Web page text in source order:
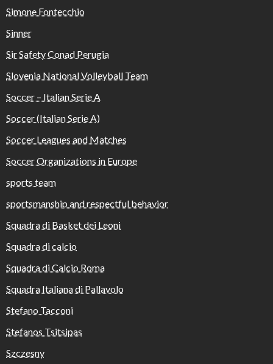
Simone Fontecchio
Sinner
Sir Safety Conad Perugia
Slovenia National Volleyball Team
Soccer – Italian Serie A
Soccer (Italian Serie A)
Soccer Leagues and Matches
Soccer Organizations in Europe
sports team
sportsmanship and respectful behavior
Squadra di Basket dei Leoni
Squadra di calcio
Squadra di Calcio Roma
Squadra Italiana di Pallavolo
Stefano Tacconi
Stefanos Tsitsipas
Szczesny